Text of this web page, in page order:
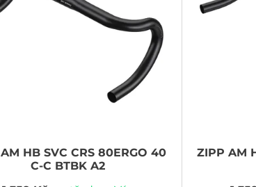
AM HB SVC CRS 80ERGO 40
C-C BTBK A2
ZIPP AM